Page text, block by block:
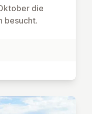
die
besucht.